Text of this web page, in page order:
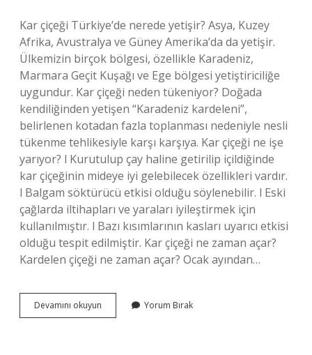
Kar çiçeği Türkiye’de nerede yetişir? Asya, Kuzey
Afrika, Avustralya ve Güney Amerika’da da yetişir.
Ülkemizin birçok bölgesi, özellikle Karadeniz,
Marmara Geçit Kuşağı ve Ege bölgesi yetiştiriciliğe
uygundur. Kar çiçeği neden tükeniyor? Doğada
kendiliğinden yetişen “Karadeniz kardeleni”,
belirlenen kotadan fazla toplanması nedeniyle nesli
tükenme tehlikesiyle karşı karşıya. Kar çiçeği ne işe
yarıyor? l Kurutulup çay haline getirilip içildiğinde
kar çiçeğinin mideye iyi gelebilecek özellikleri vardır.
l Balgam söktürücü etkisi olduğu söylenebilir. l Eski
çağlarda iltihapları ve yaraları iyileştirmek için
kullanılmıştır. l Bazı kısımlarının kasları uyarıcı etkisi
olduğu tespit edilmiştir. Kar çiçeği ne zaman açar?
Kardelen çiçeği ne zaman açar? Ocak ayından…
Devamını okuyun
Çiçeği
Yorum Bırak